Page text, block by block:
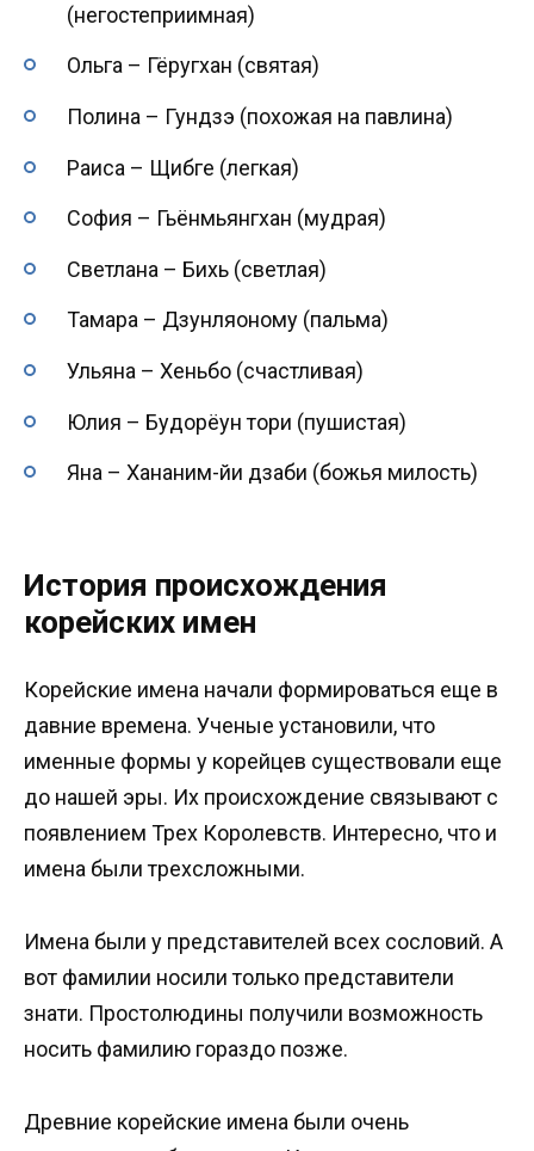
(негостеприимная)
Ольга – Гёругхан (святая)
Полина – Гундзэ (похожая на павлина)
Раиса – Щибге (легкая)
София – Гьёнмьянгхан (мудрая)
Светлана – Бихь (светлая)
Тамара – Дзунляоному (пальма)
Ульяна – Хеньбо (счастливая)
Юлия – Будорёун тори (пушистая)
Яна – Хананим-йи дзаби (божья милость)
История происхождения
корейских имен
Корейские имена начали формироваться еще в
давние времена. Ученые установили, что
именные формы у корейцев существовали еще
до нашей эры. Их происхождение связывают с
появлением Трех Королевств. Интересно, что и
имена были трехсложными.
Имена были у представителей всех сословий. А
вот фамилии носили только представители
знати. Простолюдины получили возможность
носить фамилию гораздо позже.
Древние корейские имена были очень